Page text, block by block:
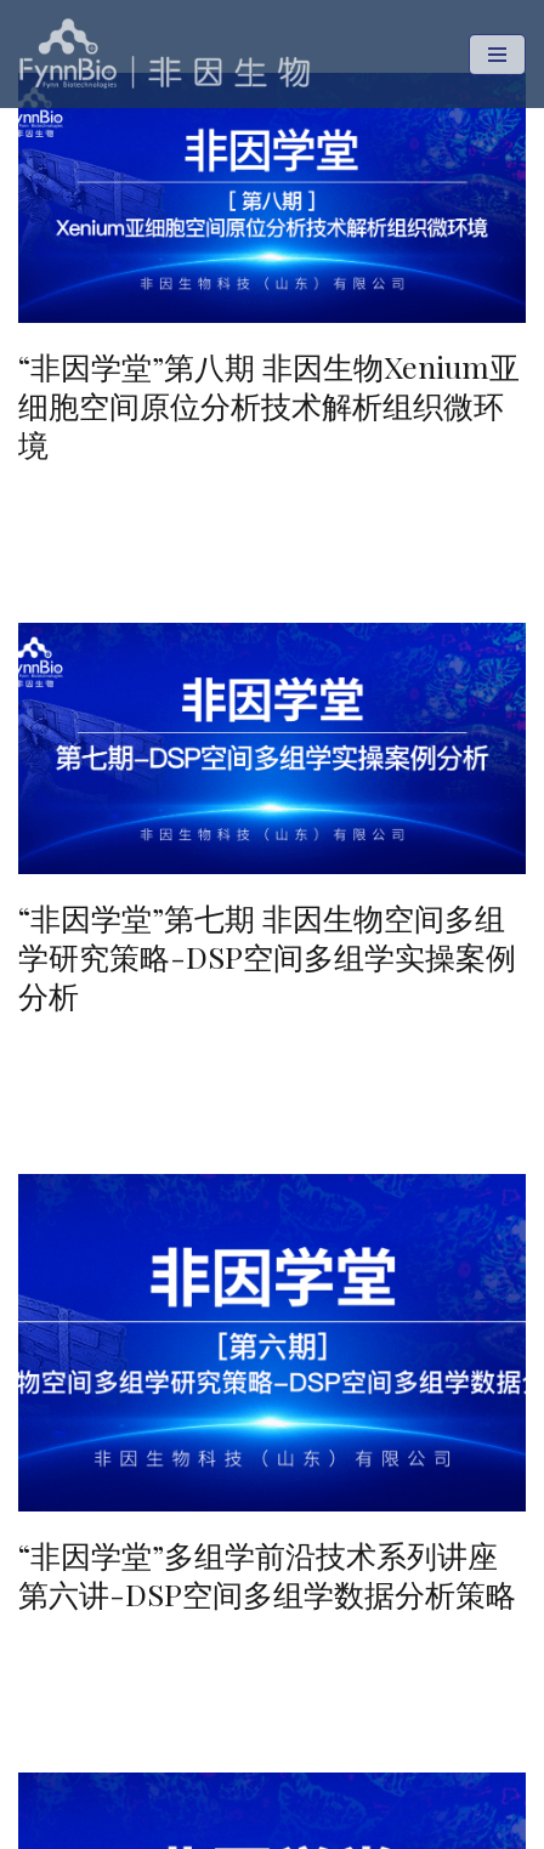
跳
至
正
文
“非因学堂”第八期 非因生物Xenium亚
细胞空间原位分析技术解析组织微环
境
“非因学堂”第七期 非因生物空间多组
学研究策略-DSP空间多组学实操案例
分析
“非因学堂”多组学前沿技术系列讲座
第六讲-DSP空间多组学数据分析策略